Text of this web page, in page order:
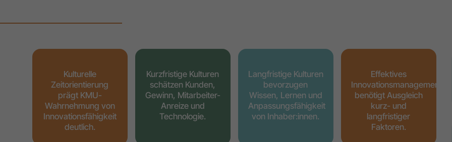
Kulturelle
Zeitorientierung
prägt KMU-
Wahrnehmung von
Innovationsfähigkeit
deutlich.
Kurzfristige Kulturen
schätzen Kunden,
Gewinn, Mitarbeiter-
Anreize und
Technologie.
Langfristige Kulturen
bevorzugen
Wissen, Lernen und
Anpassungsfähigkeit
von Inhaber:innen.
Effektives
Innovationsmanagement
benötigt Ausgleich
kurz- und
langfristiger
Faktoren.